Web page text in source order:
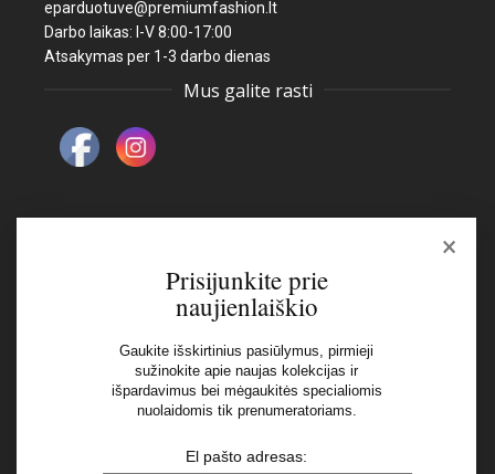
eparduotuve@premiumfashion.lt
Darbo laikas: I-V 8:00-17:00
Atsakymas per 1-3 darbo dienas
Mus galite rasti
Naujienlaiškis
Aš perskaičiau ir sutinku su Privatumo Politikos
×
Prisijunkite prie
naujienlaiškio
Gaukite išskirtinius pasiūlymus, pirmieji
sužinokite apie naujas kolekcijas ir
išpardavimus bei mėgaukitės specialiomis
nuolaidomis tik prenumeratoriams.
El pašto adresas: